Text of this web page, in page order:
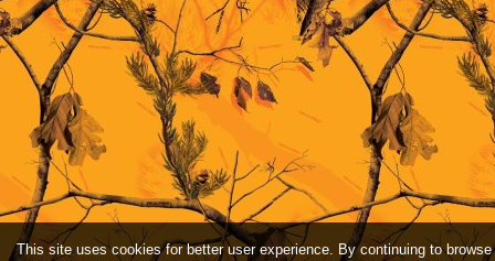
This site uses cookies for better user experience. By continuing to